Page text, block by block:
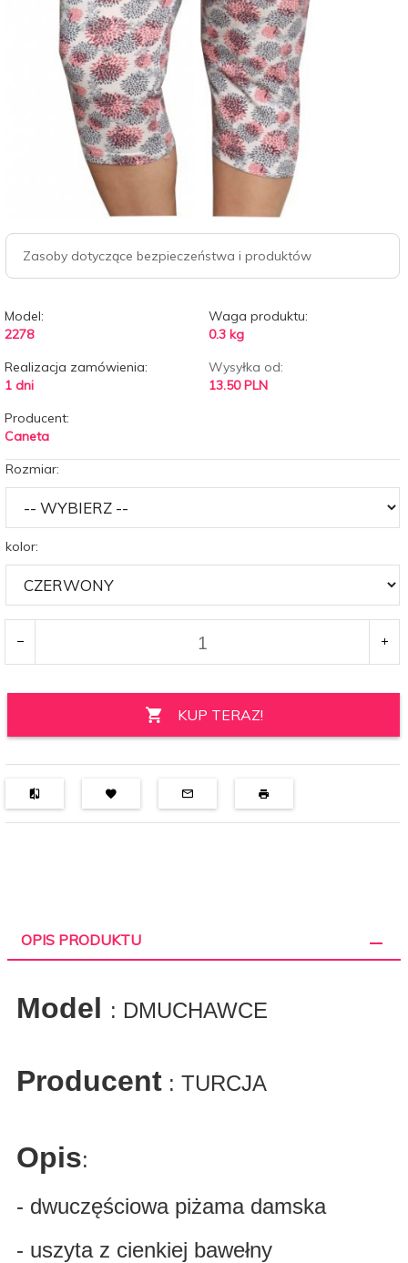
Zasoby dotyczące bezpieczeństwa i produktów
Model:
2278
Waga produktu:
0.3 kg
Realizacja zamówienia:
1 dni
Wysyłka od:
13.50 PLN
Producent:
Caneta
Rozmiar:
kolor:
KUP TERAZ!
OPIS PRODUKTU
Model : DMUCHAWCE
Producent : TURCJA
Opis:
- dwuczęściowa piżama damska
- uszyta z cienkiej bawełny